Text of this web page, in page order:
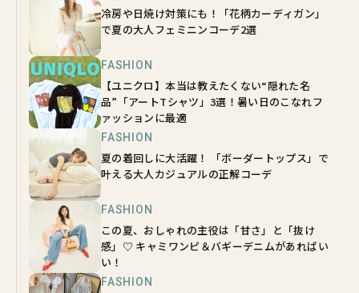
冷房や日焼け対策にも！「花柄カーディガン」
で夏の大人フェミニンコーデ2選
FASHION
【ユニクロ】本当は教えたくない“隠れた名
品”「アートTシャツ」3選！暑い日のこなれフ
ァッションに最適
FASHION
夏の着回しに大活躍！ 「ボーダートップス」で
叶える大人カジュアルの正解コーデ
FASHION
この夏、おしゃれの主役は「甘さ」と「抜け
感」♡ キャミワンピ＆バギーデニムがあればい
い！
FASHION